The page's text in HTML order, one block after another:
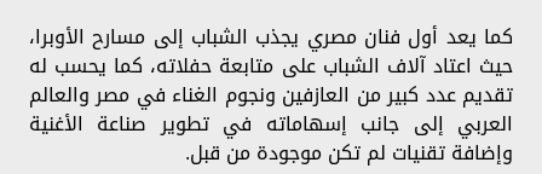
كما يعد أول فنان مصري يجذب الشباب إلى مسارح الأوبرا،
حيث اعتاد آلاف الشباب على متابعة حفلاته، كما يحسب له
تقديم عدد كبير من العازفين ونجوم الغناء في مصر والعالم
العربي إلى جانب إسهاماته في تطوير صناعة الأغنية
وإضافة تقنيات لم تكن موجودة من قبل.